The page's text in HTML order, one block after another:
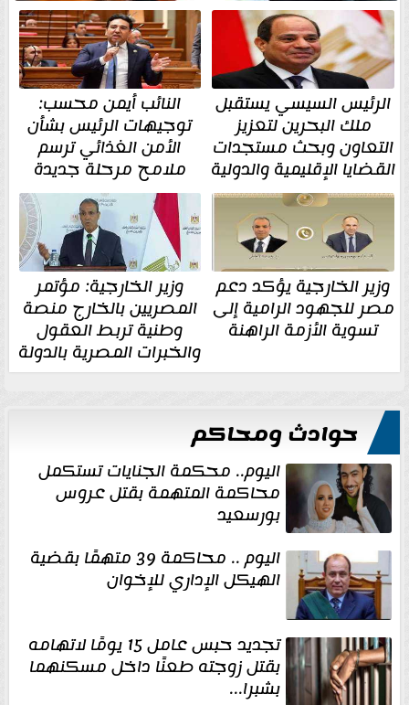
الرئيس السيسي يستقبل
ملك البحرين لتعزيز
التعاون وبحث مستجدات
القضايا الإقليمية والدولية
النائب أيمن محسب:
توجيهات الرئيس بشأن
الأمن الغذائي ترسم
ملامح مرحلة جديدة
وزير الخارجية يؤكد دعم
مصر للجهود الرامية إلى
تسوية الأزمة الراهنة
وزير الخارجية: مؤتمر
المصريين بالخارج منصة
وطنية تربط العقول
والخبرات المصرية بالدولة
حوادث ومحاكم
اليوم.. محكمة الجنايات تستكمل
محاكمة المتهمة بقتل عروس
بورسعيد
اليوم .. محاكمة 39 متهمًا بقضية
الهيكل الإداري للإخوان
تجديد حبس عامل 15 يومًا لاتهامه
بقتل زوجته طعنًا داخل مسكنهما
بشبرا...